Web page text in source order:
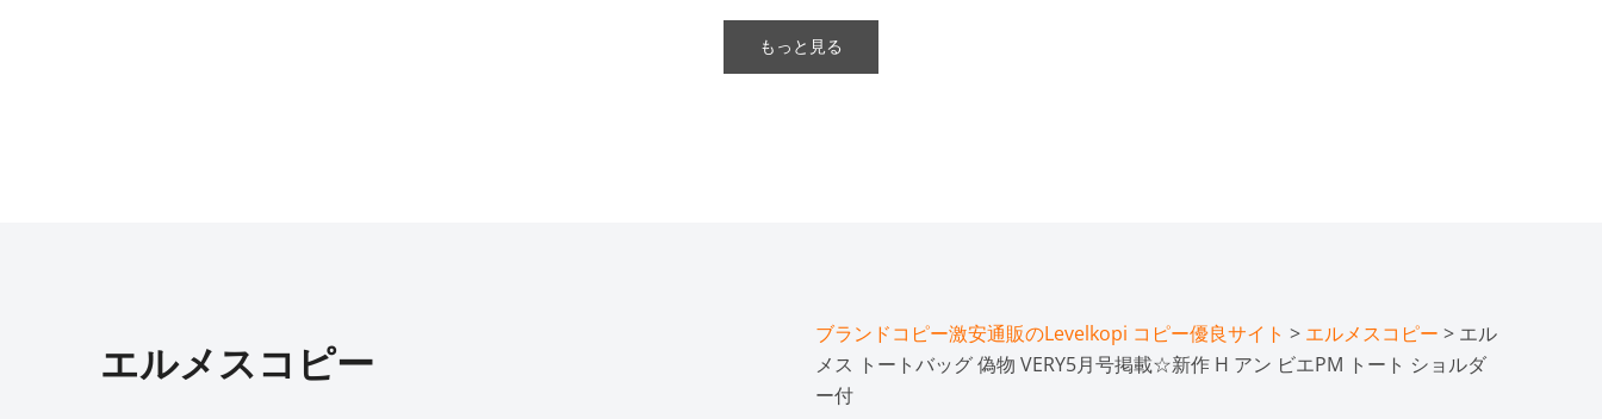
もっと見る
エルメスコピー
ブランドコピー激安通販のLevelkopi コピー優良サイト > エルメスコピー > エル
メス トートバッグ 偽物 VERY5月号掲載☆新作 H アン ビエPM トート ショルダ
ー付